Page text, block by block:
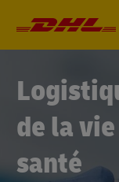
de la
santé